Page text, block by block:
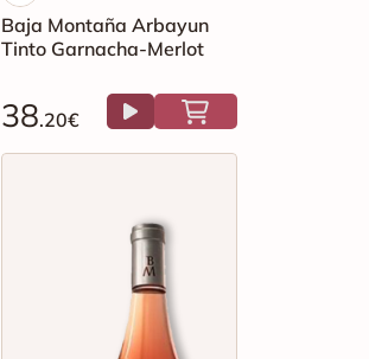
Baja Montaña Arbayun
Tinto Garnacha-Merlot
38.20€